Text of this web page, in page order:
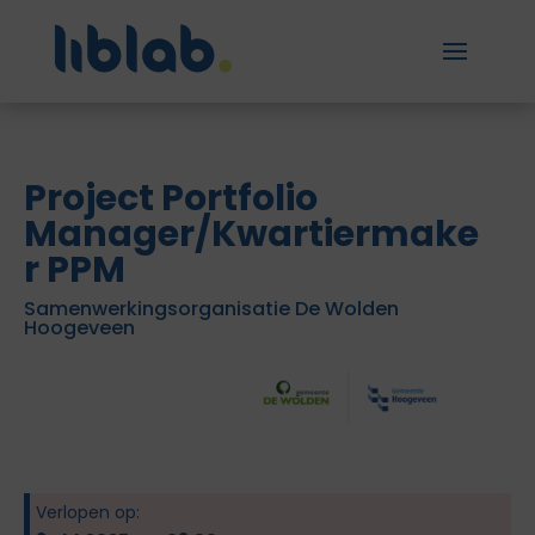
Project Portfolio
Manager/Kwartiermake
r PPM
Samenwerkingsorganisatie De Wolden
Hoogeveen
Verlopen op: